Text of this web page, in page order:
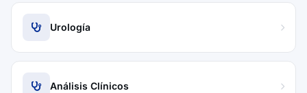
Urología
Análisis Clínicos